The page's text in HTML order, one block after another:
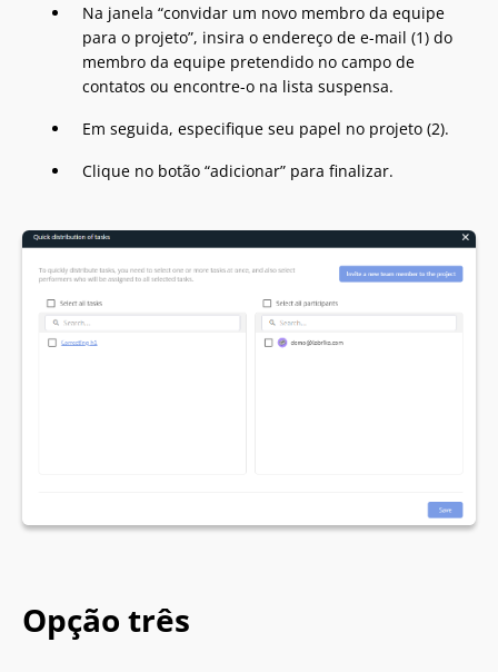
Na janela “convidar um novo membro da equipe
para o projeto”, insira o endereço de e-mail (1) do
membro da equipe pretendido no campo de
contatos ou encontre-o na lista suspensa.
Em seguida, especifique seu papel no projeto (2).
Clique no botão “adicionar” para finalizar.
Opção três